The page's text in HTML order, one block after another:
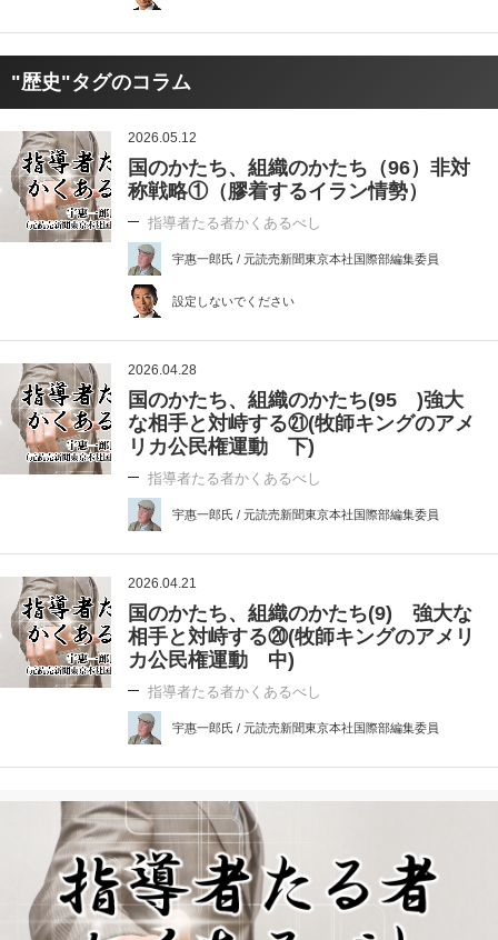
"歴史"タグのコラム
2026.05.12
国のかたち、組織のかたち（96）非対
称戦略①（膠着するイラン情勢）
指導者たる者かくあるべし
宇惠一郎氏 / 元読売新聞東京本社国際部編集委員
設定しないでください
2026.04.28
国のかたち、組織のかたち(95 )強大
な相手と対峙する㉑(牧師キングのアメ
リカ公民権運動 下)
指導者たる者かくあるべし
宇惠一郎氏 / 元読売新聞東京本社国際部編集委員
2026.04.21
国のかたち、組織のかたち(9) 強大な
相手と対峙する⑳(牧師キングのアメリ
カ公民権運動 中)
指導者たる者かくあるべし
宇惠一郎氏 / 元読売新聞東京本社国際部編集委員